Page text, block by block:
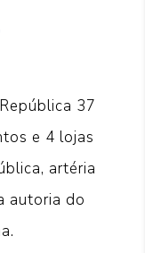
37
e 4 lojas
artéria
autoria do